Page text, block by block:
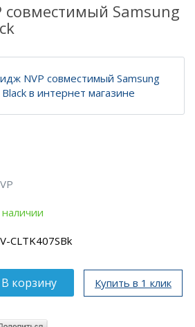
совместимый Samsung
CLTK407SBk
Купить в 1 клик